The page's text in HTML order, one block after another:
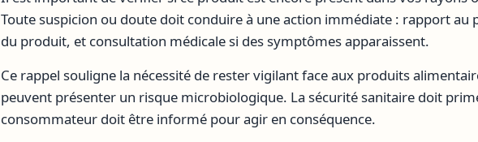
Toute suspicion ou doute doit conduire à une action immédiate : rapport au
du produit, et consultation médicale si des symptômes apparaissent.
Ce rappel souligne la nécessité de rester vigilant face aux produits
peuvent présenter un risque microbiologique. La sécurité sanitaire doit
consommateur doit être informé pour agir en conséquence.